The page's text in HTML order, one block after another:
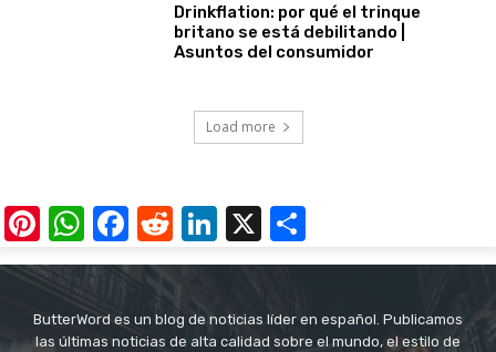
Drinkflation: por qué el trinque
britano se está debilitando |
Asuntos del consumidor
Load more
Pinterest
WhatsApp
Facebook
RedditLinkedIn
X
ButterWord es un blog de noticias líder en español. Publicamos
las últimas noticias de alta calidad sobre el mundo, el estilo de